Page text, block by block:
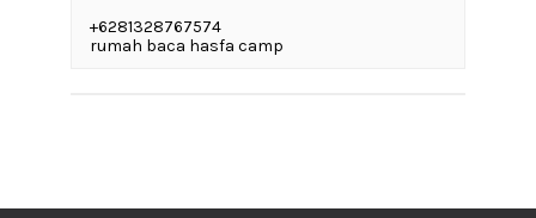
+6281328767574
rumah baca hasfa camp